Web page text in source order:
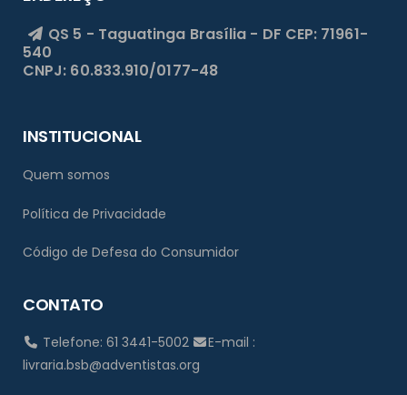
QS 5 - Taguatinga Brasília - DF CEP: 71961-
540
CNPJ: 60.833.910/0177-48
INSTITUCIONAL
Quem somos
Política de Privacidade
Código de Defesa do Consumidor
CONTATO
Telefone: 61 3441-5002
E-mail :
livraria.bsb@adventistas.org